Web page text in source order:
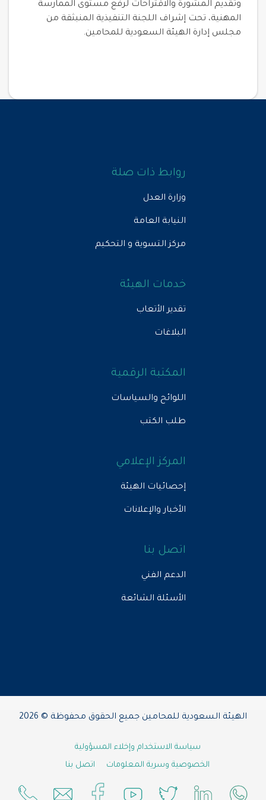
وتقديم المشورة والاقتراحات لرفع مستوى الممارسة
المهنية، تحت إشراف اللجنة التنفيذية المنبثقة من
مجلس إدارة الهيئة السعودية للمحامين.
روابط ذات صلة
وزارة العدل
النيابة العامة
مركز التسوية و التحكيم
خدمات الهيئة
تقدير الأتعاب
البلاغات
المكتبة الرقمية
اللوائح والسياسات
طلب الكتب
المركز الإعلامي
إحصائيات الهيئة
الأخبار والإعلانات
اتصل بنا
الدعم الفني
الأسئلة الشائعة
الهيئة السعودية للمحامين جميع الحقوق محفوظة © 2026
سياسة الاستخدام وإخلاء المسؤولية
الخصوصية وسرية المعلومات
اتصل بنا